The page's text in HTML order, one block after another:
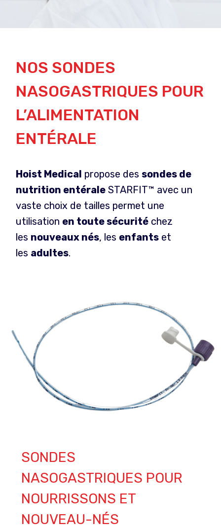
NOS SONDES
NASOGASTRIQUES POUR
L’ALIMENTATION
ENTÉRALE
Hoist Medical propose des sondes de
nutrition entérale STARFIT™ avec un
vaste choix de tailles permet une
utilisation en toute sécurité chez
les nouveaux nés, les enfants et
les adultes.
SONDES
NASOGASTRIQUES POUR
NOURRISSONS ET
NOUVEAU-NÉS